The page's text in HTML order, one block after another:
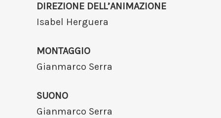
DIREZIONE DELL’ANIMAZIONE
Isabel Herguera
MONTAGGIO
Gianmarco Serra
SUONO
Gianmarco Serra